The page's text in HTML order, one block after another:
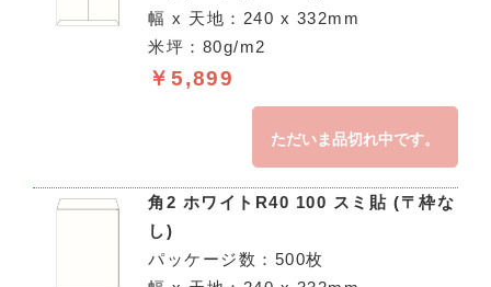
幅 x 天地：240 x 332mm
米坪：80g/m2
￥5,899
ただいま品切れ中です。
角2 ホワイトR40 100 スミ貼 (〒枠な
し)
パッケージ数：500枚